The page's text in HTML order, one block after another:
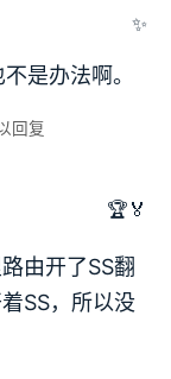
✨
是办法啊。
回复
🏆🏅
由开了SS翻
SS，所以没